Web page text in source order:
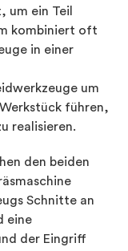
um ein Teil
kombiniert oft
in einer
um
führen,
realisieren.
den beiden
Schnitte an
eine
der Eingriff